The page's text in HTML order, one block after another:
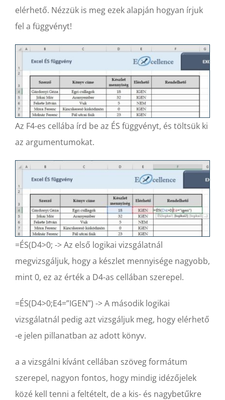
elérhető. Nézzük is meg ezek alapján hogyan írjuk
fel a függvényt!
Az F4-es cellába írd be az ÉS függvényt, és töltsük ki
az argumentumokat.
=ÉS(D4>0; -> Az első logikai vizsgálatnál
megvizsgáljuk, hogy a készlet mennyisége nagyobb,
mint 0, ez az érték a D4-as cellában szerepel.
=ÉS(D4>0;E4=”IGEN”) -> A második logikai
vizsgálatnál pedig azt vizsgáljuk meg, hogy elérhető
-e jelen pillanatban az adott könyv.
a a vizsgálni kívánt cellában szöveg formátum
szerepel, nagyon fontos, hogy mindig idézőjelek
közé kell tenni a feltételt, de a kis- és nagybetűkre